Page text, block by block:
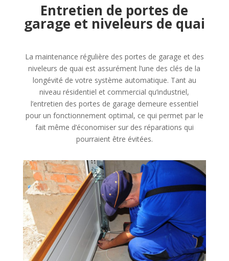
Entretien de portes de
garage et niveleurs de quai
La maintenance régulière des portes de garage et des
niveleurs de quai est assurément l’une des clés de la
longévité de votre système automatique. Tant au
niveau résidentiel et commercial qu’industriel,
l’entretien des portes de garage demeure essentiel
pour un fonctionnement optimal, ce qui permet par le
fait même d’économiser sur des réparations qui
pourraient être évitées.